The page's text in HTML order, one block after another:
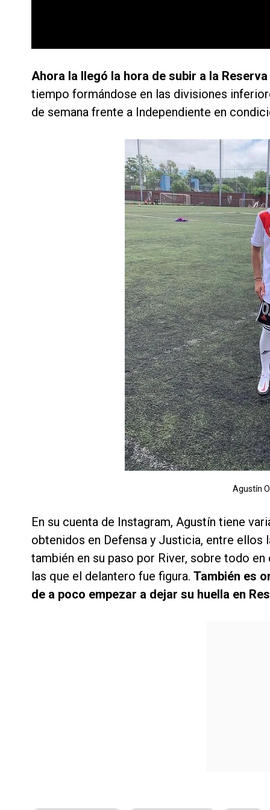
Ahora la llegó la hora de subir a la
tiempo formándose en las divisiones
de semana frente a Independiente en
Agustín
En su cuenta de Instagram, Agustín tiene
obtenidos en Defensa y Justicia, entre ellos
también en su paso por River, sobre todo
las que el delantero fue figura. También es
de a poco empezar a dejar su huella en